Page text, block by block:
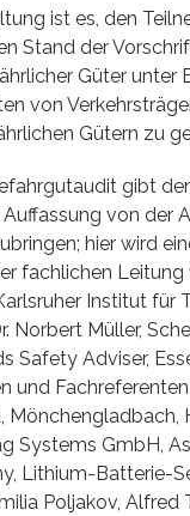
ist es, den
Stand der
Güter unter
von
Gütern zu
gibt
Auffassung von der
hier wird
fachlichen Leitung
Institut für
Norbert Müller,
Safety Adviser,
und
Mönchengladbach,
Systems GmbH,
Lithium-Batterie-
Poljakov, Alfred